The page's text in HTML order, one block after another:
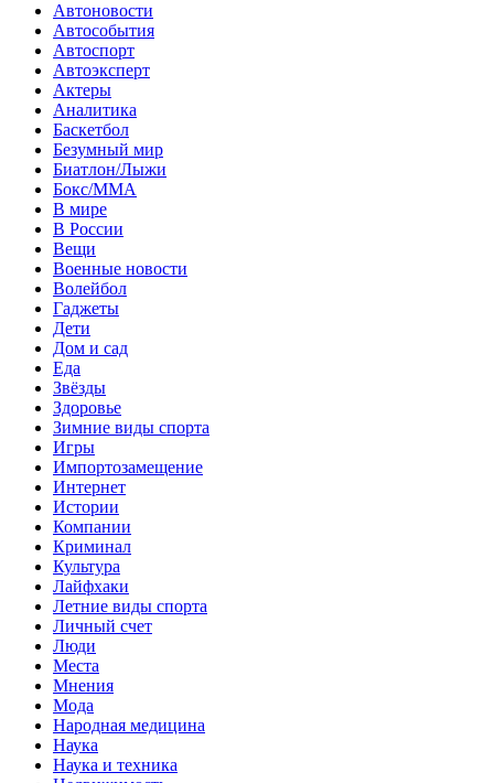
Автоновости
Автособытия
Автоспорт
Автоэксперт
Актеры
Аналитика
Баскетбол
Безумный мир
Биатлон/Лыжи
Бокс/MMA
В мире
В России
Вещи
Военные новости
Волейбол
Гаджеты
Дети
Дом и сад
Еда
Звёзды
Здоровье
Зимние виды спорта
Игры
Импортозамещение
Интернет
Истории
Компании
Криминал
Культура
Лайфхаки
Летние виды спорта
Личный счет
Люди
Места
Мнения
Мода
Народная медицина
Наука
Наука и техника